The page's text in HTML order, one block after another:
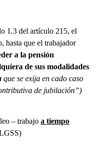
1.3 del artículo 215, el
hasta que el trabajador
a la pensión
de sus modalidades
que se exija en cado caso
de jubilación”)
– trabajo a tiempo